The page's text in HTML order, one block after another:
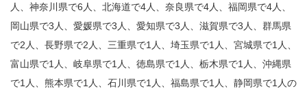
人、神奈川県で6人、北海道で4人、奈良県で4人、福岡県で4人、
岡山県で3人、愛媛県で3人、愛知県で3人、滋賀県で3人、群馬県
で2人、長野県で2人、三重県で1人、埼玉県で1人、宮城県で1人、
富山県で1人、岐阜県で1人、徳島県で1人、栃木県で1人、沖縄県
で1人、熊本県で1人、石川県で1人、福島県で1人、静岡県で1人の